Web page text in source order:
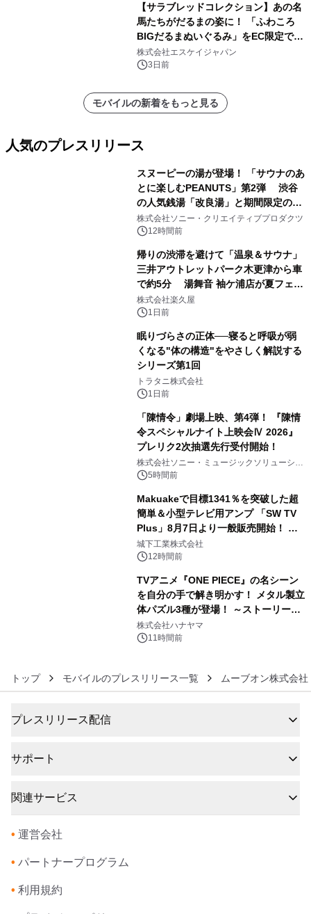
【サラブレッドコレクション】あの名
馬たちがだるまの姿に！ 「ふわころ
BIGだるまぬいぐるみ」をEC限定で受
注販売開始
株式会社エスケイジャパン
3日前
モバイルの新着をもっと見る
人気のプレスリリース
スヌーピーの湯が登場！ 「サウナのあ
とに楽しむPEANUTS」第2弾 渋谷
の人気銭湯「改良湯」と期間限定のコ
ラボレーション サウナイキタイコラ
ボグッズも発売決定！
株式会社ソニー・クリエイティブプロダクツ
12時間前
帰りの渋滞を避けて「温泉＆サウナ」
三井アウトレットパーク木更津から車
で約5分 湯舞音 袖ケ浦店が夏フェア
メニューを提供
株式会社楽久屋
1日前
眠りづらさの正体──寝ると呼吸が弱
くなる"体の構造"をやさしく解説する
シリーズ第1回
トラタニ株式会社
1日前
「陳情令」劇場上映、第4弾！ 『陳情
令スペシャルナイト上映会Ⅳ 2026』
プレリク2次抽選先行受付開始！
株式会社ソニー・ミュージックソリューショ
ンズ5時間前
Makuakeで目標1341％を突破した超
簡単＆小型テレビ用アンプ 「SW TV
Plus」8月7日より一般販売開始！ ケ
ーブル1本つなぐだけ、テレビの音が
ぐっと豊かに
城下工業株式会社
12時間前
TVアニメ『ONE PIECE』の名シーン
を自分の手で解き明かす！ メタル製立
体パズル3種が登場！ ～ストーリーと
ギミックが融合した 大人の体験型パズ
ルが8月7日(金)12時より先行予約受付
株式会社ハナヤマ
11時間前
トップ モバイルのプレスリリース一覧 ムーブオン株式会社
プレスリリース配信
サポート
関連サービス
• 運営会社
• パートナープログラム
• 利用規約